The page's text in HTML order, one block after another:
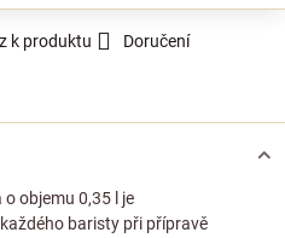
k produktu Doručení
objemu 0,35 l je
baristy při přípravě